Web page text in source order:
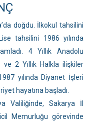
doğdu. İlkokul tahsilini
tahsilini 1986 yılında
4 Yıllık Anadolu
2 Yıllık Halkla ilişkiler
yılında Diyanet İşleri
hayatına başladı.
Valiliğinde, Sakarya İl
Memurluğu görevinde